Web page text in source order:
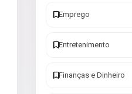
Emprego
Entretenimento
Finanças e Dinheiro